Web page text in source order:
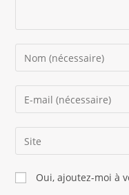
Enter
your
name
comment
Enter
your
email
address
comment
Saisir
l’URL
de
votre
Oui, ajoutez-moi à